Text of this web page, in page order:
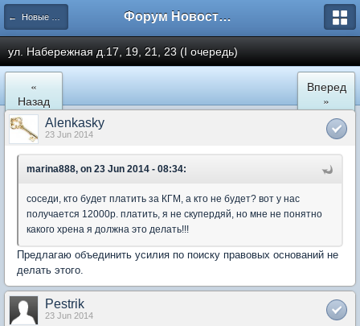
← Новые Водники Форум Новостройки
ул. Набережная д.17, 19, 21, 23 (I очередь)
«
Назад
Вперед
»
Alenkasky
23 Jun 2014
marina888, on 23 Jun 2014 - 08:34:
соседи, кто будет платить за КГМ, а кто не будет? вот у нас
получается 12000р. платить, я не скупердяй, но мне не понятно
какого хрена я должна это делать!!!
Предлагаю объединить усилия по поиску правовых оснований не
делать этого.
Pestrik
23 Jun 2014